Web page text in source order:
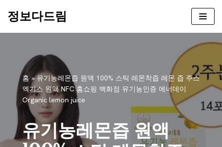
정보다드림
홈 »유기농레몬즙 원액 100% 스틱 레몬착즙 레몬 즙 주스
엑기스 원액 NFC 홈쇼핑 백화점 유기농인증 에너데이
Organic lemon juice
유기농레몬즙 원액